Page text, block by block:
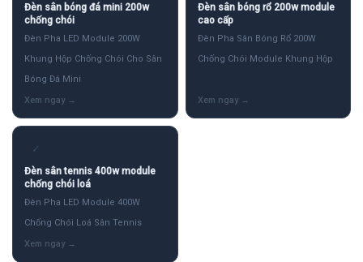
Đèn sân bóng đá mini 200w
chống chói
Đèn Pha LED Module 200W
Khung Hộp Chống Chói Cho Sân
Bóng Đá Mini
Đèn sân bóng rổ 200w module
cao cấp
Đèn Pha Sân Bóng Rổ 200W
Chống Chói Module Khung Hộp
✓
Đèn sân tennis 400w module
chống chói loá
Đèn Pha LED Module 400W
Chống Chói Loá Sân Tennis